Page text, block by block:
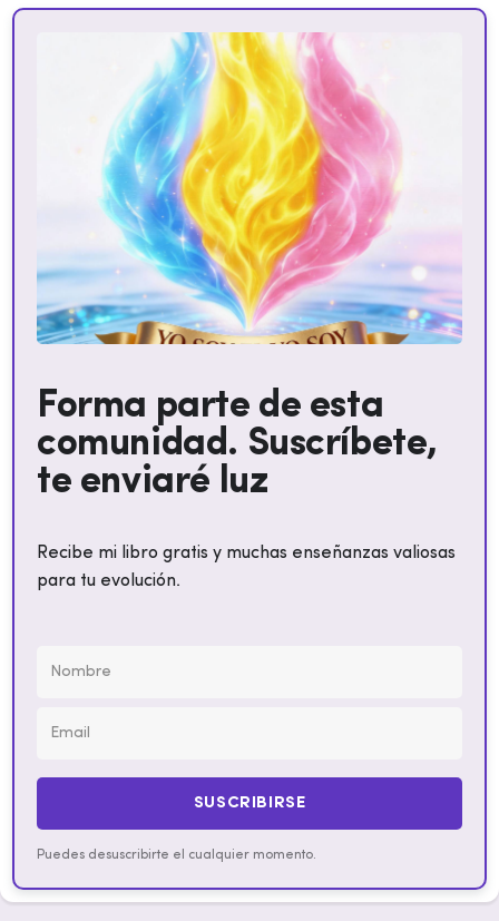
Forma parte de esta
comunidad. Suscríbete,
te enviaré luz
Recibe mi libro gratis y muchas enseñanzas valiosas
para tu evolución.
SUSCRIBIRSE
Puedes desuscribirte el cualquier momento.